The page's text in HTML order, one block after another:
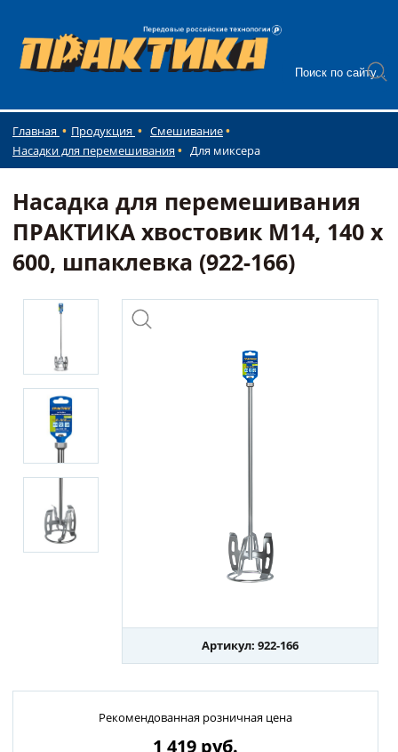
Главная Продукция
Смешивание
Насадки для перемешивания
Для миксера
Насадка для перемешивания
ПРАКТИКА хвостовик М14, 140 х
600, шпаклевка (922-166)
Артикул: 922-166
Рекомендованная розничная цена
1 419 руб.